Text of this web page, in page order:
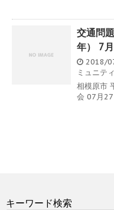
交通問
年） 7
2018/
ミュニテ
相模原市
会 07月
キーワード検索